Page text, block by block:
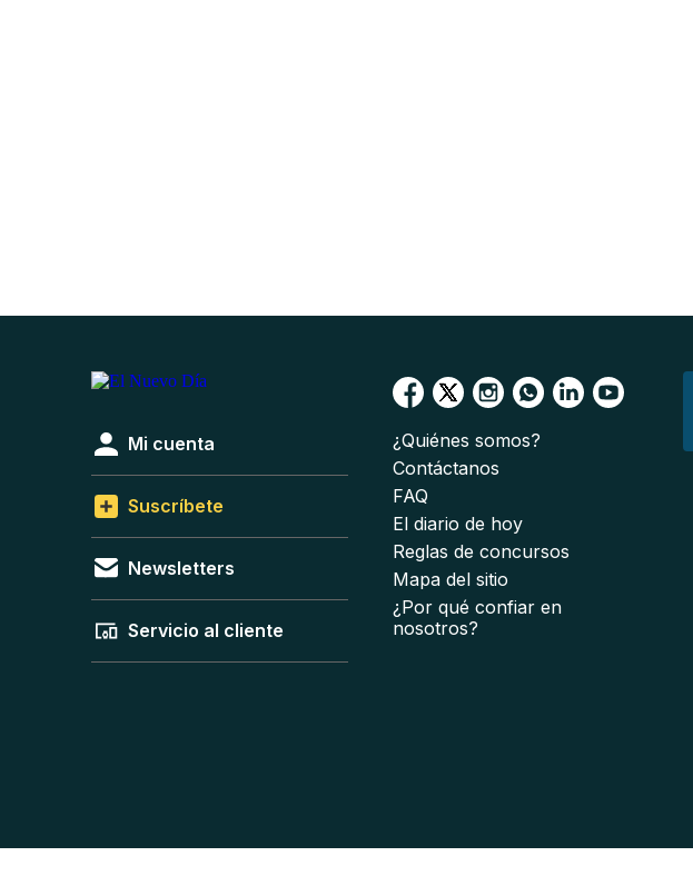
Mi cuenta
Suscríbete
Newsletters
Servicio al cliente
¿Quiénes somos?
Contáctanos
FAQ
El diario de hoy
Reglas de concursos
Mapa del sitio
¿Por qué confiar en
nosotros?